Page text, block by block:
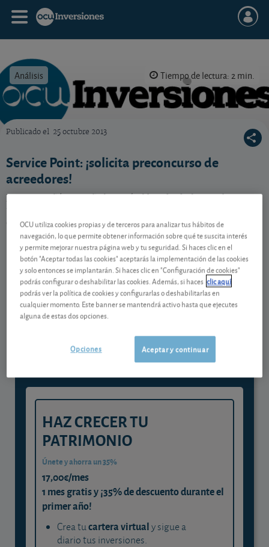
Análisis Tiempo de lectura: 2 min.
Publicado el 25 octubre 2013
Service Point: ¡solicita preconcurso de
acreedores!
La compañía española está al borde de la quiebra y
deudas. ¿Qué hacer?
Contenido reservado a SOCIOS
Gestiona tu dinero con visión
experta
y consigue que cada euro trabaje
para ti
HAZ CRECER TU
PATRIMONIO
Únete y ahorra un 35%
17,00€/mes
1 mes gratis y ¡35% de descuento durante el
primer año!
Crea tucartera virtualy sigue a
diario tus inversiones.
OCU utiliza cookies propias y de terceros para analizar tus hábitos de
navegación, lo que permite obtener información sobre qué te suscita interés
y permite mejorar nuestra página web y tu seguridad. Si haces clic en el
botón "Aceptar todas las cookies" aceptarás la implementación de las cookies
y solo entonces se implantarán. Si haces clic en "Configuración de cookies"
podrás configurar o deshabilitar las cookies. Además, si haces clic aquí
podrás ver la política de cookies y configurarlas o deshabilitarlas en
cualquier momento. Este banner se mantendrá activo hasta que ejecutes
alguna de estas dos opciones.
Aceptar y continuar
Opciones